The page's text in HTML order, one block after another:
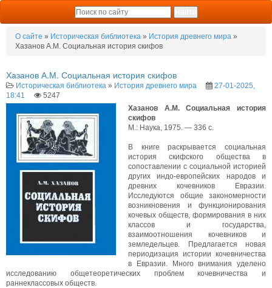
О сайте » Историческая библиотека » История древнего мира »
Хазанов А.М. Социальная история скифов
Хазанов А.М. Социальная история скифов
Историческая библиотека » История древнего мира
27-01-2025,
18:41
5247
Хазанов А.М. Социальная история
скифов
М.: Наука, 1975. — 336 с.
В книге раскрывается социальная
история скифского общества в
сопоставлении с социальной историей
других индо-европейских народов и
древних кочевников Евразии.
Исследуются общие закономерности
возникновения и функционирования
кочевых обществ, формирования в них
классов и государства,
взаимоотношения кочевников и
земледельцев. Предлагается новая
периодизация истории кочевничества
в Евразии. Много внимания уделено
исследованию общетеоретических проблем кочевничества и
раннеклассовых обществ.